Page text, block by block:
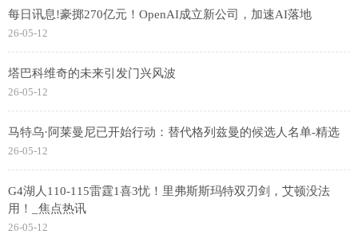
每日讯息!豪掷270亿元！OpenAI成立新公司，加速AI落地
26-05-12
塔巴科维奇的未来引发门兴风波
26-05-12
马特乌·阿莱曼尼已开始行动：替代格列兹曼的候选人名单-精选
26-05-12
G4湖人110-115雷霆1喜3忧！里弗斯斯玛特双刃剑，艾顿没法
用！_焦点热讯
26-05-12